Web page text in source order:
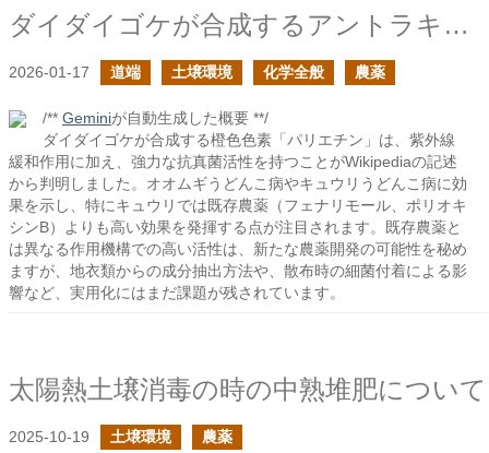
ダイダイゴケが合成するアントラキノン系色素の続き
2026-01-17 道端 土壌環境 化学全般 農薬
/** Geminiが自動生成した概要 **/
ダイダイゴケが合成する橙色色素「パリエチン」は、紫外線
緩和作用に加え、強力な抗真菌活性を持つことがWikipediaの記述
から判明しました。オオムギうどんこ病やキュウリうどんこ病に効
果を示し、特にキュウリでは既存農薬（フェナリモール、ポリオキ
シンB）よりも高い効果を発揮する点が注目されます。既存農薬と
は異なる作用機構での高い活性は、新たな農薬開発の可能性を秘め
ますが、地衣類からの成分抽出方法や、散布時の細菌付着による影
響など、実用化にはまだ課題が残されています。
太陽熱土壌消毒の時の中熟堆肥について
2025-10-19 土壌環境 農薬